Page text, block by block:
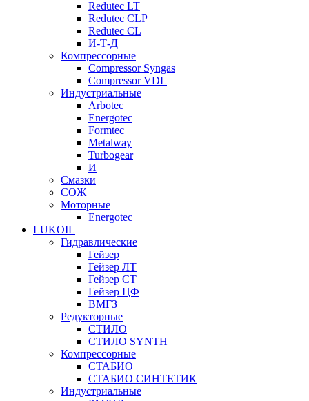
Redutec LT
Redutec CLP
Redutec CL
И-Т-Д
Компрессорные
Compressor Syngas
Compressor VDL
Индустриальные
Arbotec
Energotec
Formtec
Metalway
Turbogear
И
Смазки
СОЖ
Моторные
Energotec
LUKOIL
Гидравлические
Гейзер
Гейзер ЛТ
Гейзер СТ
Гейзер ЦФ
ВМГЗ
Редукторные
СТИЛО
СТИЛО SYNTH
Компрессорные
СТАБИО
СТАБИО СИНТЕТИК
Индустриальные